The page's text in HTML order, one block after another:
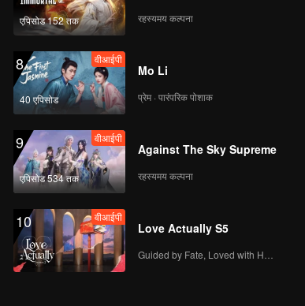
एपिसोड 152 तक रहस्यमय कल्पना
8
40 एपिसोड
वीआईपी
Mo Li
प्रेम · पारंपरिक पोशाक
9
एपिसोड 534 तक
वीआईपी
Against The Sky Supreme
रहस्यमय कल्पना
10 वीआईपी
Love Actually S5